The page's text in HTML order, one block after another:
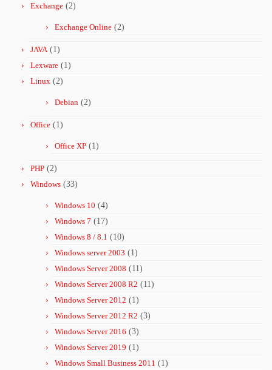
Exchange (2)
Exchange Online (2)
JAVA (1)
Lexware (1)
Linux (2)
Debian (2)
Office (1)
Office XP (1)
PHP (2)
Windows (33)
Windows 10 (4)
Windows 7 (17)
Windows 8 / 8.1 (10)
Windows server 2003 (1)
Windows Server 2008 (11)
Windows Server 2008 R2 (11)
Windows Server 2012 (1)
Windows Server 2012 R2 (3)
Windows Server 2016 (3)
Windows Server 2019 (1)
Windows Small Business 2011 (1)